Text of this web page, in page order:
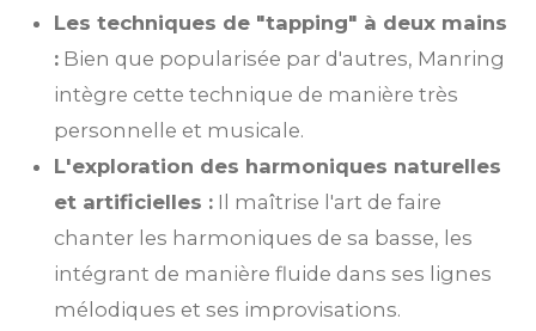
Les techniques de "tapping" à deux mains
: Bien que popularisée par d'autres, Manring
intègre cette technique de manière très
personnelle et musicale.
L'exploration des harmoniques naturelles
et artificielles : Il maîtrise l'art de faire
chanter les harmoniques de sa basse, les
intégrant de manière fluide dans ses lignes
mélodiques et ses improvisations.